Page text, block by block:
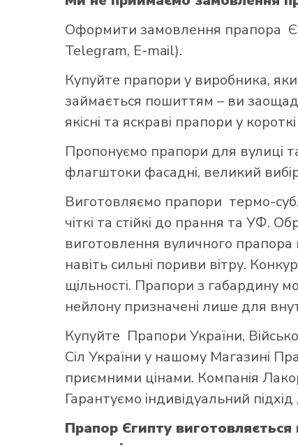
Оформити замовлення прапора
Telegram, E-mail).
Купуйте прапори у виробника,
займається пошиттям – ви
якісні та яскраві прапори у
Пропонуємо прапори для вулиці
флагштоки фасадні, великий
Виготовляємо прапори термо-
чіткі та стійкі до прання та УФ.
виготовлення вуличного прапора
навіть сильні пориви вітру.
щільності. Прапори з габардину
нейлону призначені лише для
Купуйте Прапори України,
Сіл України у нашому Магазині
приємними цінами. Компанія
Гарантуємо індивідуальний
Прапор Єгипту